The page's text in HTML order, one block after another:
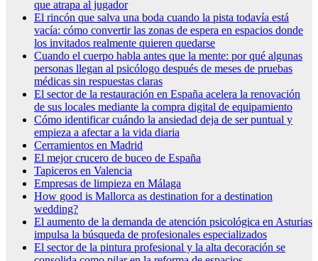
que atrapa al jugador
El rincón que salva una boda cuando la pista todavía está
vacía: cómo convertir las zonas de espera en espacios donde
los invitados realmente quieren quedarse
Cuando el cuerpo habla antes que la mente: por qué algunas
personas llegan al psicólogo después de meses de pruebas
médicas sin respuestas claras
El sector de la restauración en España acelera la renovación
de sus locales mediante la compra digital de equipamiento
Cómo identificar cuándo la ansiedad deja de ser puntual y
empieza a afectar a la vida diaria
Cerramientos en Madrid
El mejor crucero de buceo de España
Tapiceros en Valencia
Empresas de limpieza en Málaga
How good is Mallorca as destination for a destination
wedding?
El aumento de la demanda de atención psicológica en Asturias
impulsa la búsqueda de profesionales especializados
El sector de la pintura profesional y la alta decoración se